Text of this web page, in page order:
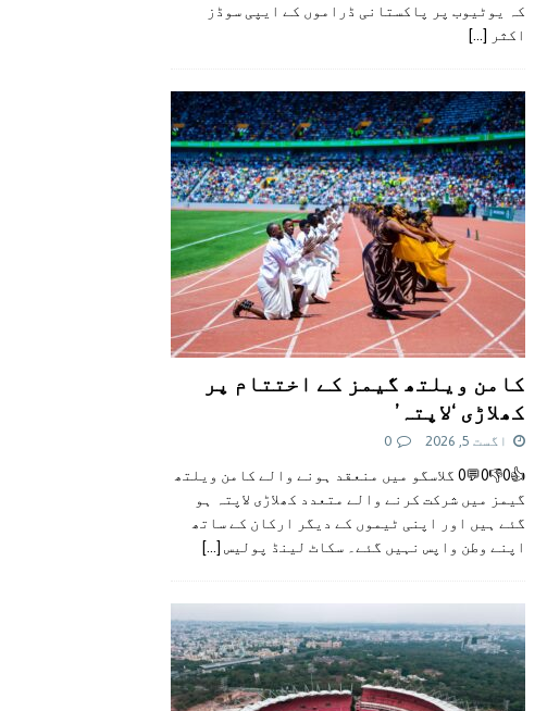
کہ یوٹیوب پر پاکستانی ڈراموں کے ایپی سوڈز
اکثر
[...]
کامن ویلتھ گیمز کے اختتام پر
کھلاڑی ‘لاپتہ’
اگست 5, 2026 0
👍0👎0💬0 گلاسگو میں منعقد ہونے والے کامن ویلتھ
گیمز میں شرکت کرنے والے متعدد کھلاڑی لاپتہ ہو
گئے ہیں اور اپنی ٹیموں کے دیگر ارکان کے ساتھ
اپنے وطن واپس نہیں گئے۔ سکاٹ لینڈ پولیس [...]